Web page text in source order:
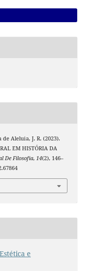
Aleluia, J. R. (2023).
EM HISTÓRIA DA
De Filosofia, 14(2), 146–
e